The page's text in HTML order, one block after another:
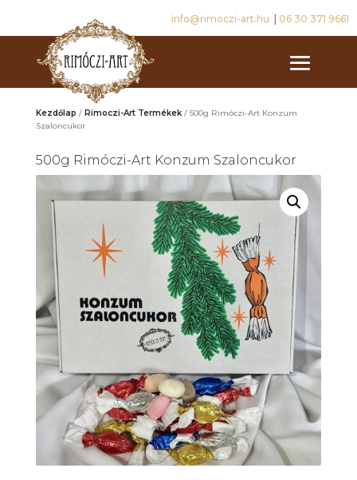
info@rimoczi-art.hu 06 30 371 9661
Kezdőlap / Rimoczi-Art Termékek/ 500g Rimóczi-Art Konzum
Szaloncukor
500g Rimóczi-Art Konzum Szaloncukor